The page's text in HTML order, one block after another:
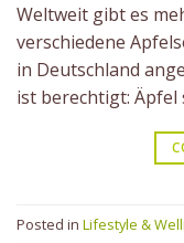
Weltweit gibt es
verschiedene
in Deutschland
ist berechtigt:
Posted in Lifestyle &